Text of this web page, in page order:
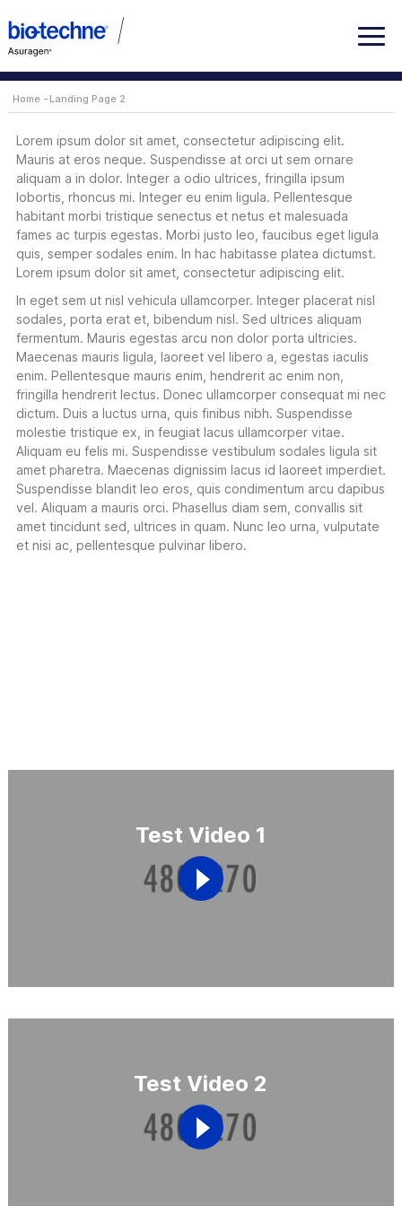
Home Landing Page 2
Lorem ipsum dolor sit amet, consectetur adipiscing elit.
Mauris at eros neque. Suspendisse at orci ut sem ornare
aliquam a in dolor. Integer a odio ultrices, fringilla ipsum
lobortis, rhoncus mi. Integer eu enim ligula. Pellentesque
habitant morbi tristique senectus et netus et malesuada
fames ac turpis egestas. Morbi justo leo, faucibus eget ligula
quis, semper sodales enim. In hac habitasse platea dictumst.
Lorem ipsum dolor sit amet, consectetur adipiscing elit.
In eget sem ut nisl vehicula ullamcorper. Integer placerat nisl
sodales, porta erat et, bibendum nisl. Sed ultrices aliquam
fermentum. Mauris egestas arcu non dolor porta ultricies.
Maecenas mauris ligula, laoreet vel libero a, egestas iaculis
enim. Pellentesque mauris enim, hendrerit ac enim non,
fringilla hendrerit lectus. Donec ullamcorper consequat mi nec
dictum. Duis a luctus urna, quis finibus nibh. Suspendisse
molestie tristique ex, in feugiat lacus ullamcorper vitae.
Aliquam eu felis mi. Suspendisse vestibulum sodales ligula sit
amet pharetra. Maecenas dignissim lacus id laoreet imperdiet.
Suspendisse blandit leo eros, quis condimentum arcu dapibus
vel. Aliquam a mauris orci. Phasellus diam sem, convallis sit
amet tincidunt sed, ultrices in quam. Nunc leo urna, vulputate
et nisi ac, pellentesque pulvinar libero.
Test Video 1
Test Video 2